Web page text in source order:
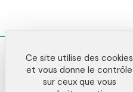
Ce site utilise des cookies
et vous donne le contrôle
sur ceux que vous